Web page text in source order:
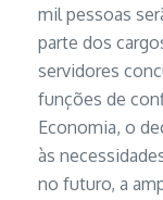
mil pessoas
parte dos
servidores
funções de
Economia, o
às
no futuro, a